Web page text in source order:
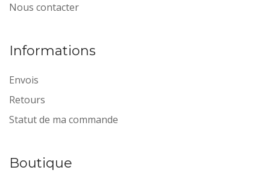
Nous contacter
Informations
Envois
Retours
Statut de ma commande
Boutique